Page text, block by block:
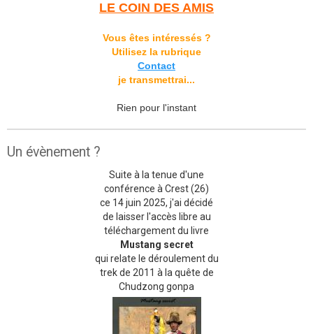
LE COIN DES AMIS
Vous êtes intéressés ?
Utilisez la rubrique
Contact
je transmettrai...
Rien pour l'instant
Un évènement ?
Suite à la tenue d'une
conférence à Crest (26)
ce 14 juin 2025, j'ai décidé
de laisser l'accès libre au
téléchargement du livre
Mustang secret
qui relate le déroulement du
trek de 2011 à la quête de
Chudzong gonpa